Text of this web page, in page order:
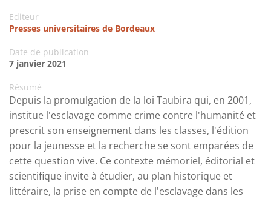
Editeur
Presses universitaires de Bordeaux
Date de publication
7 janvier 2021
Résumé
Depuis la promulgation de la loi Taubira qui, en 2001,
institue l'esclavage comme crime contre l'humanité et
prescrit son enseignement dans les classes, l'édition
pour la jeunesse et la recherche se sont emparées de
cette question vive. Ce contexte mémoriel, éditorial et
scientifique invite à étudier, au plan historique et
littéraire, la prise en compte de l'esclavage dans les